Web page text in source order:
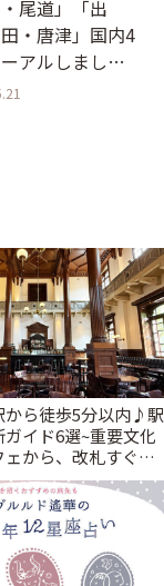
尾道」「出
・唐津」国内4
アルしました
から徒歩5分以内♪駅
イド6選~重要文化
から、改札すぐの
~ | ことりっぷ